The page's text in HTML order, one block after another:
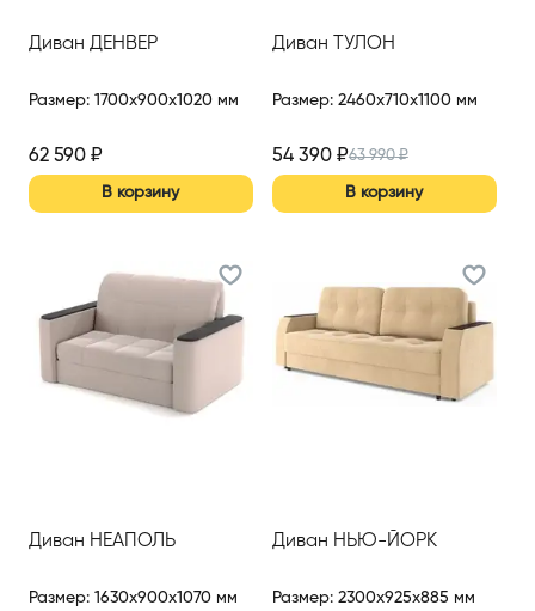
Диван ДЕНВЕР
Размер: 1700x900x1020 мм
62 590 ₽
В корзину
Диван ТУЛОН
Размер: 2460x710x1100 мм
54 390₽63 990₽
В корзину
Диван НЕАПОЛЬ
Размер: 1630x900x1070 мм
Диван НЬЮ-ЙОРК
Размер: 2300x925x885 мм